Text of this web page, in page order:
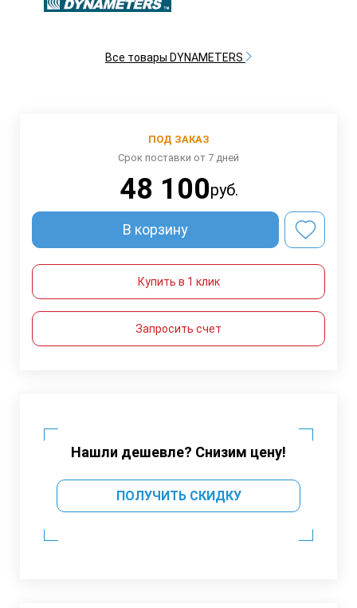
Все товары DYNAMETERS
ПОД ЗАКАЗ
Срок поставки от 7 дней
48 100руб.
В корзину
Купить в 1 клик
Запросить счет
Нашли дешевле? Снизим цену!
ПОЛУЧИТЬ СКИДКУ